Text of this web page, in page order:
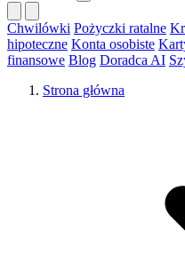
Chwilówki Pożyczki ratalne
hipoteczne Konta osobiste
finansowe Blog Doradca AI
Strona główna